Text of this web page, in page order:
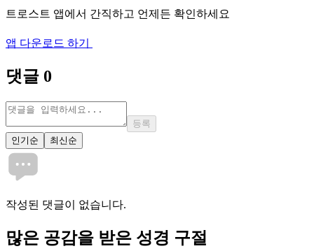
트로스트 앱에서 간직하고 언제든 확인하세요
앱 다운로드 하기
댓글 0
등록
인기순
최신순
작성된 댓글이 없습니다.
많은 공감을 받은 성경 구절